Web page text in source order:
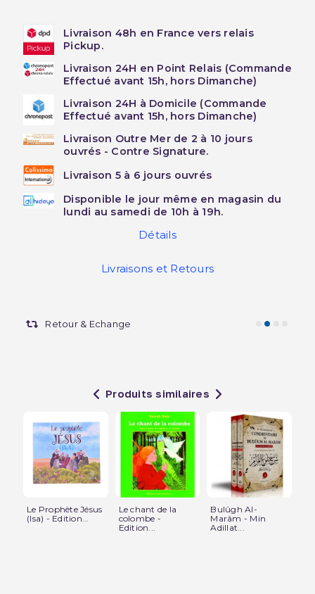
Livraison 48h en France vers relais
Pickup.
Livraison 24H en Point Relais (Commande
Effectué avant 15h, hors Dimanche)
Livraison 24H à Domicile (Commande
Effectué avant 15h, hors Dimanche)
Livraison Outre Mer de 2 à 10 jours
ouvrés - Contre Signature.
Livraison 5 à 6 jours ouvrés
Disponible le jour même en magasin du
lundi au samedi de 10h à 19h.
Détails
Livraisons et Retours
Retour & Echange
Produits similaires
Le Prophète Jésus
(Isa) - Edition...
Le chant de la
colombe -
Edition...
Bulûgh Al-
Marâm - Min
Adillat...